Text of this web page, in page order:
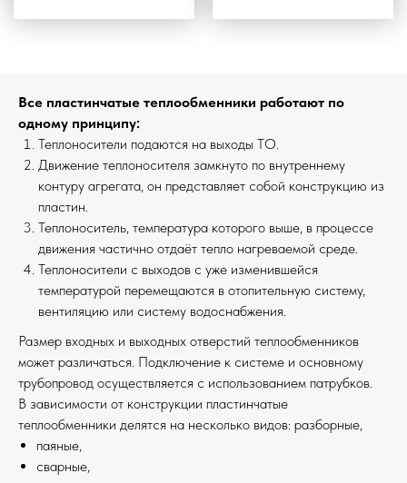
Все пластинчатые теплообменники работают по
одному принципу:
Теплоносители подаются на выходы ТО.
Движение теплоносителя замкнуто по внутреннему
контуру агрегата, он представляет собой конструкцию из
пластин.
Теплоноситель, температура которого выше, в процессе
движения частично отдаёт тепло нагреваемой среде.
Теплоносители с выходов с уже изменившейся
температурой перемещаются в отопительную систему,
вентиляцию или систему водоснабжения.
Размер входных и выходных отверстий теплообменников
может различаться. Подключение к системе и основному
трубопровод осуществляется с использованием патрубков.
В зависимости от конструкции пластинчатые
теплообменники делятся на несколько видов: разборные,
паяные,
сварные,